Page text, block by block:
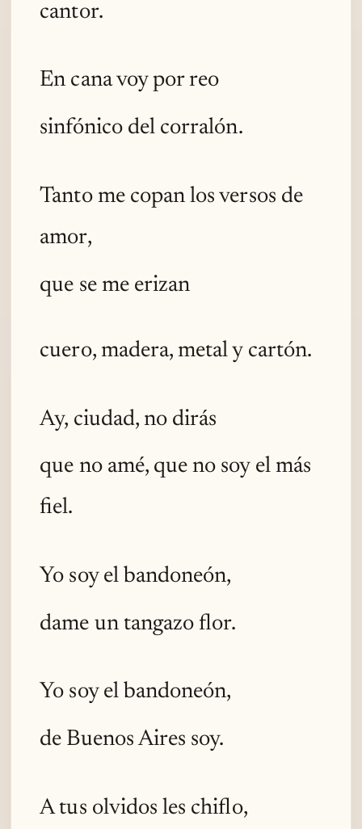
cantor.
En cana voy por reo
sinfónico del corralón.
Tanto me copan los versos de
amor,
que se me erizan
cuero, madera, metal y cartón.
Ay, ciudad, no dirás
que no amé, que no soy el más
fiel.
Yo soy el bandoneón,
dame un tangazo flor.
Yo soy el bandoneón,
de Buenos Aires soy.
A tus olvidos les chiflo,